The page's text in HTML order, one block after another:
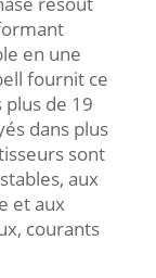
en une
fournit ce
de 19
dans plus
sont
aux
et aux
courants